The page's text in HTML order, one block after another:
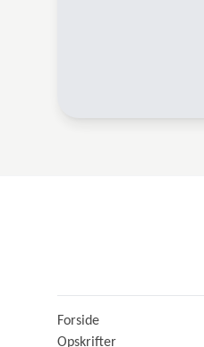
Forside
Opskrifter